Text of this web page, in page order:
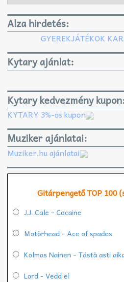
Alza hirdetés:
GYEREKJÁTÉKOK
Kytary ajánlat:
Kytary kedvezmény
KYTARY 3%-os kupon
Muziker ajánlatai:
Muziker.hu ajánlatai
Gitárpengető TOP 100
J.J. Cale - Cocaine
Motörhead - Ace of spades
Kolmas Nainen - Tästä asti
Lord - Vedd el